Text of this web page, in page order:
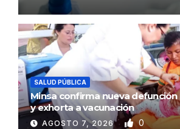
SALUD PÚBLICA
Minsa confirma nueva
y exhorta a vacunación
AGOSTO 7, 2026 0